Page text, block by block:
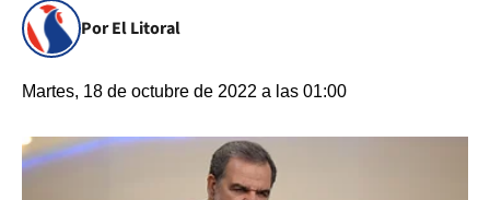
Por El Litoral
Martes, 18 de octubre de 2022 a las 01:00